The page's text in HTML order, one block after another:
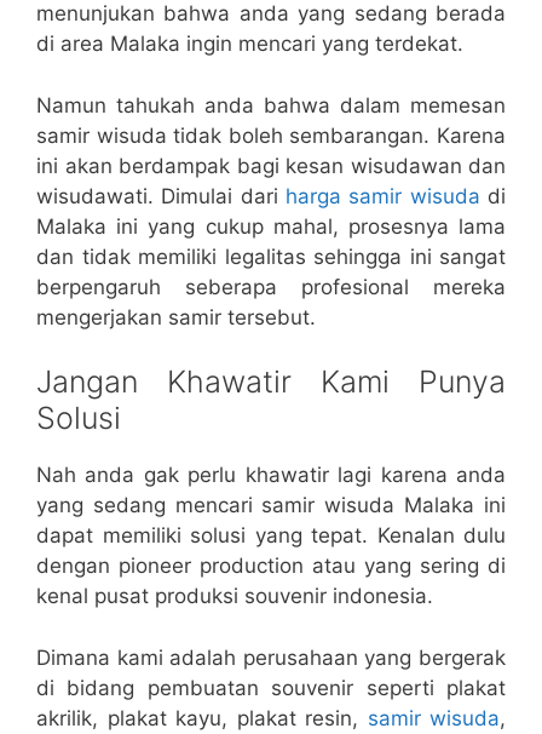
menunjukan bahwa anda yang sedang berada
di area Malaka ingin mencari yang terdekat.
Namun tahukah anda bahwa dalam memesan
samir wisuda tidak boleh sembarangan. Karena
ini akan berdampak bagi kesan wisudawan dan
wisudawati. Dimulai dari harga samir wisuda di
Malaka ini yang cukup mahal, prosesnya lama
dan tidak memiliki legalitas sehingga ini sangat
berpengaruh seberapa profesional mereka
mengerjakan samir tersebut.
Jangan Khawatir Kami Punya
Solusi
Nah anda gak perlu khawatir lagi karena anda
yang sedang mencari samir wisuda Malaka ini
dapat memiliki solusi yang tepat. Kenalan dulu
dengan pioneer production atau yang sering di
kenal pusat produksi souvenir indonesia.
Dimana kami adalah perusahaan yang bergerak
di bidang pembuatan souvenir seperti plakat
akrilik, plakat kayu, plakat resin, samir wisuda,